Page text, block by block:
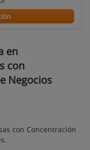
en
con
Negocios
con Concentración